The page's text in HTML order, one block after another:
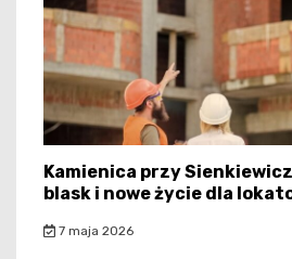
Kamienica przy
blask i nowe życie dla
7 maja 2026